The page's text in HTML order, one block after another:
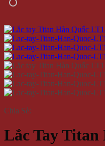
Chia Sẻ:
Lắc Tay Titan